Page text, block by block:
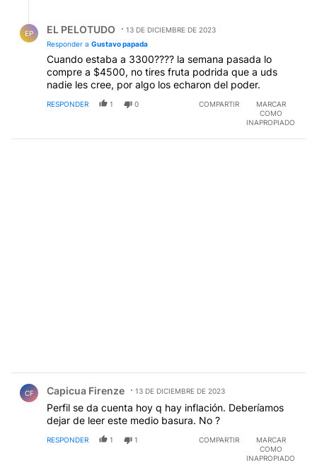
EP EL PELOTUDO
13 DE DICIEMBRE DE 2023
Responder a Gustavo papada
Cuando estaba a 3300???? la semana pasada lo
compre a $4500, no tires fruta podrida que a uds
nadie les cree, por algo los echaron del poder.
RESPONDER 1 0 COMPARTIR
MARCAR
COMO
INAPROPIADO
CF Capicua Firenze 13 DE DICIEMBRE DE 2023
Perfil se da cuenta hoy q hay inflación. Deberíamos
dejar de leer este medio basura. No ?
RESPONDER 1 1 COMPARTIR
MARCAR
COMO
INAPROPIADO